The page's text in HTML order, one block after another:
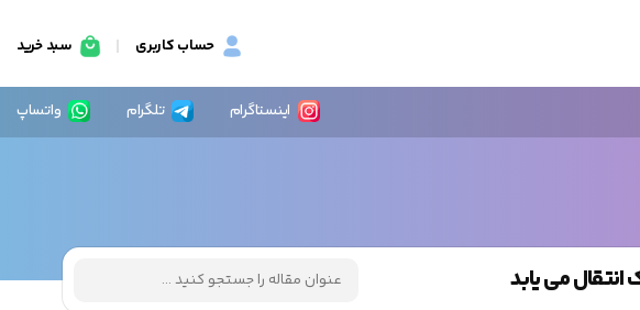
حساب کاربری سبد خرید
اینستاگرام تلگرام واتساپ
انتقال می یابد